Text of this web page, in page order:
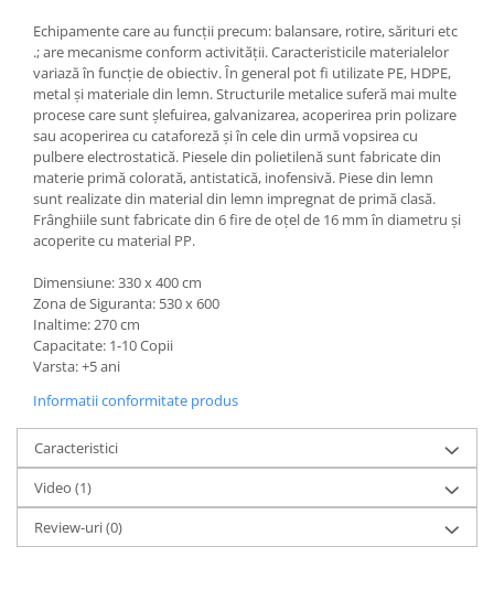
Echipamente care au funcții precum: balansare, rotire, sărituri etc
.; are mecanisme conform activității. Caracteristicile materialelor
variază în funcție de obiectiv. În general pot fi utilizate PE, HDPE,
metal și materiale din lemn. Structurile metalice suferă mai multe
procese care sunt șlefuirea, galvanizarea, acoperirea prin polizare
sau acoperirea cu cataforeză și în cele din urmă vopsirea cu
pulbere electrostatică. Piesele din polietilenă sunt fabricate din
materie primă colorată, antistatică, inofensivă. Piese din lemn
sunt realizate din material din lemn impregnat de primă clasă.
Frânghiile sunt fabricate din 6 fire de oțel de 16 mm în diametru și
acoperite cu material PP.
Dimensiune: 330 x 400 cm
Zona de Siguranta: 530 x 600
Inaltime: 270 cm
Capacitate: 1-10 Copii
Varsta: +5 ani
Informatii conformitate produs
Caracteristici
Video (1)
Review-uri(0)